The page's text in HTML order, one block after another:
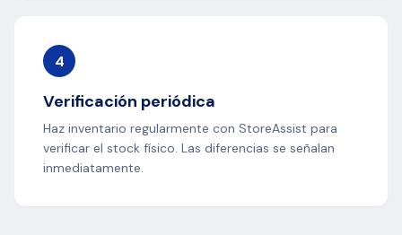
4
Verificación periódica
Haz inventario regularmente con StoreAssist para
verificar el stock físico. Las diferencias se señalan
inmediatamente.